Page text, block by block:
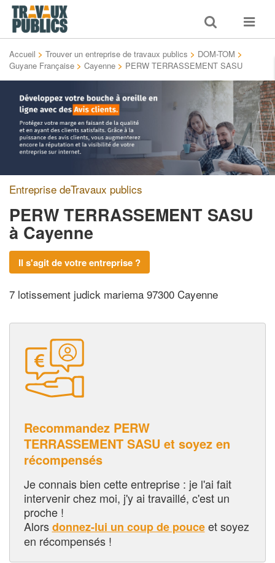
Toggle
search
Toggle
Accueil > Trouver un entreprise de travaux publics > DOM-TOM >
Guyane Française > Cayenne > PERW TERRASSEMENT SASU
Entreprise deTravaux publics
PERW TERRASSEMENT SASU
à Cayenne
Il s'agit de votre entreprise ?
7 lotissement judick mariema 97300 Cayenne
Recommandez PERW
TERRASSEMENT SASU et soyez en
récompensés
Je connais bien cette entreprise : je l'ai fait
intervenir chez moi, j'y ai travaillé, c'est un
proche !
Alorsdonnez-lui un coup de pouceet soyez
en récompensés !